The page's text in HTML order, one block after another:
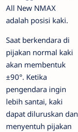
All New NMAX
adalah posisi kaki.
Saat berkendara di
pijakan normal kaki
akan membentuk
±90°. Ketika
pengendara ingin
lebih santai, kaki
dapat diluruskan dan
menyentuh pijakan